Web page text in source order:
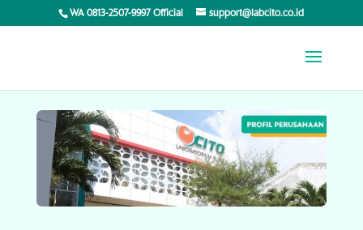
WA 0813-2507-9997 Official support@labcito.co.id